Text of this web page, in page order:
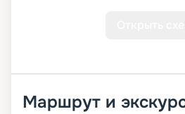
Маршрут и